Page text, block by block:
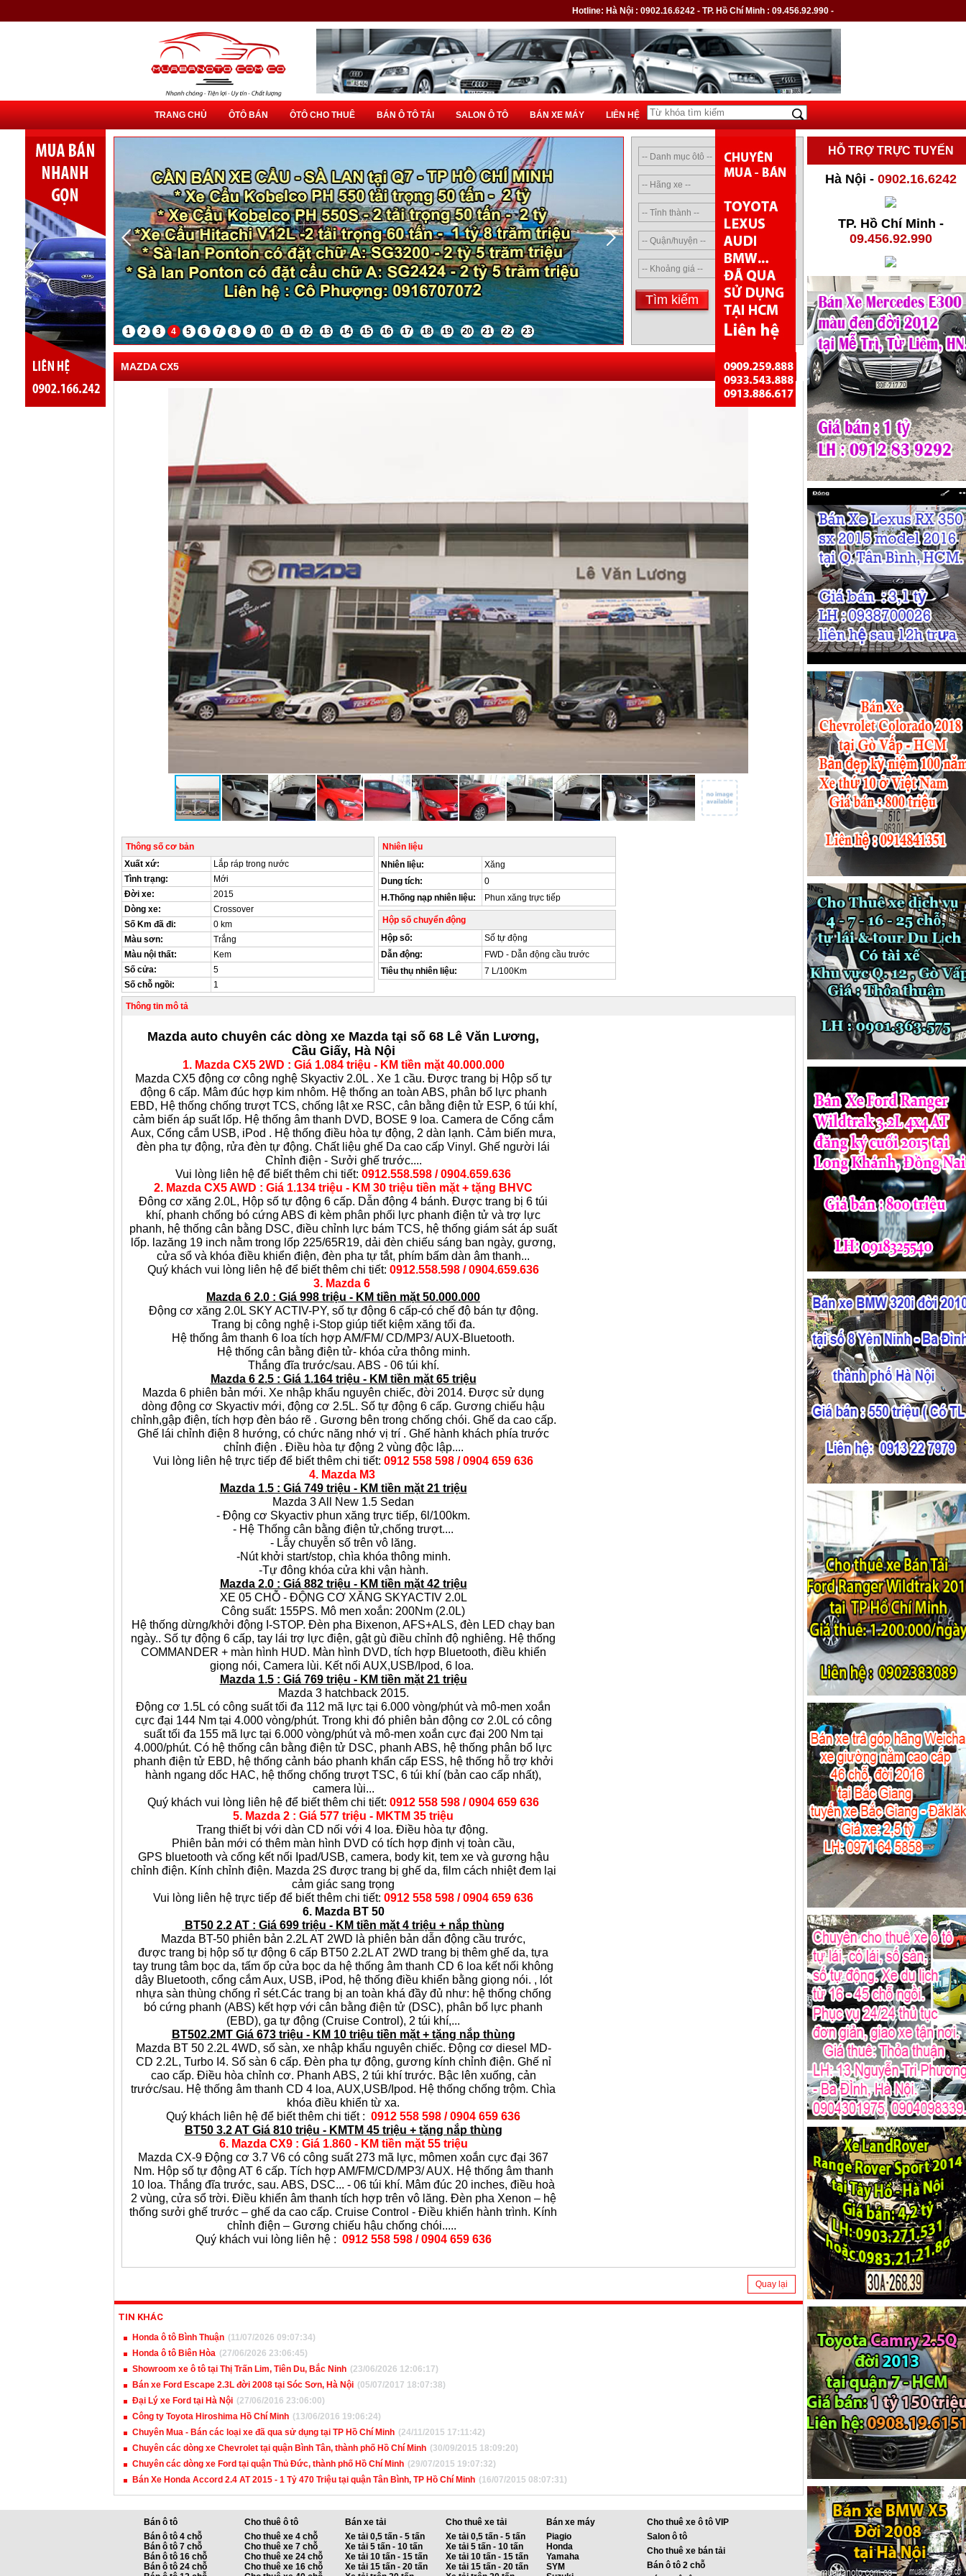
Hotline: Hà Nội : 0902.16.6242 - TP. Hồ Chí Minh : 09.456.92.990 -
TRANG CHỦ ÔTÔ BÁN ÔTÔ CHO THUÊ BÁN Ô TÔ TẢI SALON Ô TÔ BÁN XE MÁY LIÊN HỆ
HỖ TRỢ TRỰC TUYẾN
Hà Nội - 0902.16.6242
TP. Hồ Chí Minh -
09.456.92.990
1 2 3 4 5 6 7 8 9 10 11 12 13 14 15 16 17 18 19 20 21 22 23
MAZDA CX5 Quay lại
Thông số cơ bản
Xuất xứ:
Lắp ráp trong nước
Tình trạng:
Mới
Đời xe:
2015
Dòng xe:
Crossover
Số Km đã đi:
0 km
Màu sơn:
Trắng
Màu nội thất:
Kem
Số cửa:
5
Số chỗ ngồi:
1
Nhiên liệu
Nhiên liệu:
Xăng
Dung tích:
0
H.Thống nạp nhiên liệu:
Phun xăng trực tiếp
Hộp số chuyển động
Hộp số:
Số tự động
Dẫn động:
FWD - Dẫn động cầu trước
Tiêu thụ nhiên liệu:
7 L/100Km
Thông tin mô tả
Mazda auto chuyên các dòng xe Mazda tại số 68 Lê Văn Lương,
Cầu Giấy, Hà Nội
1. Mazda CX5 2WD : Giá 1.084 triệu - KM tiền mặt 40.000.000
Mazda CX5 động cơ công nghệ Skyactiv 2.0L . Xe 1 cầu. Được trang bị Hộp số tự
động 6 cấp. Mâm đúc hợp kim nhôm. Hệ thống an toàn ABS, phân bổ lực phanh
EBD, Hệ thống chống trượt TCS, chống lật xe RSC, cân bằng điện tử ESP, 6 túi khí,
cảm biến áp suất lốp. Hệ thống âm thanh DVD, BOSE 9 loa. Camera de Cổng cắm
Aux, Cổng cắm USB, iPod . Hệ thống điều hòa tự động, 2 dàn lạnh. Cảm biến mưa,
đèn pha tự động, rửa đèn tự động. Chất liệu ghế Da cao cấp Vinyl. Ghế người lái
Chỉnh điện - Sưởi ghế trước....
Vui lòng liên hệ để biết thêm chi tiết: 0912.558.598 / 0904.659.636
2. Mazda CX5 AWD : Giá 1.134 triệu - KM 30 triệu tiền mặt + tặng BHVC
Đông cơ xăng 2.0L, Hộp số tự động 6 cấp. Dẫn động 4 bánh. Được trang bị 6 túi
khí, phanh chống bó cứng ABS đi kèm phân phối lực phanh điện tử và trợ lực
phanh, hệ thống cân bằng DSC, điều chỉnh lực bám TCS, hệ thống giám sát áp suất
lốp. lazăng 19 inch nằm trong lốp 225/65R19, dải đèn chiếu sáng ban ngày, gương,
cửa sổ và khóa điều khiển điện, đèn pha tự tắt, phím bấm dàn âm thanh...
Quý khách vui lòng liên hệ để biết thêm chi tiết: 0912.558.598 / 0904.659.636
3. Mazda 6
Mazda 6 2.0 : Giá 998 triệu - KM tiền mặt 50.000.000
Động cơ xăng 2.0L SKY ACTIV-PY, số tự động 6 cấp-có chế độ bán tự động.
Trang bị công nghệ i-Stop giúp tiết kiệm xăng tối đa.
Hệ thống âm thanh 6 loa tích hợp AM/FM/ CD/MP3/ AUX-Bluetooth.
Hệ thống cân bằng điện tử- khóa cửa thông minh.
Thắng đĩa trước/sau. ABS - 06 túi khí.
Mazda 6 2.5 : Giá 1.164 triệu - KM tiền mặt 65 triệu
Mazda 6 phiên bản mới. Xe nhập khẩu nguyên chiếc, đời 2014. Được sử dụng
dòng động cơ Skyactiv mới, động cơ 2.5L. Số tự động 6 cấp. Gương chiếu hậu
chỉnh,gập điện, tích hợp đèn báo rẽ . Gương bên trong chống chói. Ghế da cao cấp.
Ghế lái chỉnh điện 8 hướng, có chức năng nhớ vị trí . Ghế hành khách phía trước
chỉnh điện . Điều hòa tự động 2 vùng độc lập....
Vui lòng liên hệ trực tiếp để biết thêm chi tiết: 0912 558 598 / 0904 659 636
4. Mazda M3
Mazda 1.5 : Giá 749 triệu - KM tiền mặt 21 triệu
Mazda 3 All New 1.5 Sedan
- Động cơ Skyactiv phun xăng trực tiếp, 6l/100km.
- Hệ Thống cân bằng điện tử,chống trượt....
- Lẫy chuyễn số trên vô lăng.
-Nút khởi start/stop, chìa khóa thông minh.
-Tự đông khóa cửa khi vận hành.
Mazda 2.0 : Giá 882 triệu - KM tiền mặt 42 triệu
XE 05 CHỖ - ĐỘNG CƠ XĂNG SKYACTIV 2.0L
Công suất: 155PS. Mô men xoắn: 200Nm (2.0L)
Hệ thống dừng/khởi động I-STOP. Đèn pha Bixenon, AFS+ALS, đèn LED chạy ban
ngày.. Số tự động 6 cấp, tay lái trợ lực điện, gật gù điều chỉnh độ nghiêng. Hệ thống
COMMANDER + màn hình HUD. Màn hình DVD, tích hợp Bluetooth, điều khiển
giọng nói, Camera lùi. Kết nối AUX,USB/Ipod, 6 loa.
Mazda 1.5 : Giá 769 triệu - KM tiền mặt 21 triệu
Mazda 3 hatchback 2015.
Động cơ 1.5L có công suất tối đa 112 mã lực tại 6.000 vòng/phút và mô-men xoắn
cực đại 144 Nm tại 4.000 vòng/phút. Trong khi đó phiên bản động cơ 2.0L có công
suất tối đa 155 mã lực tại 6.000 vòng/phút và mô-men xoắn cực đại 200 Nm tại
4.000/phút. Có hệ thống cân bằng điện tử DSC, phanh ABS, hệ thống phân bổ lực
phanh điện tử EBD, hệ thống cảnh báo phanh khẩn cấp ESS, hệ thống hỗ trợ khởi
hành ngang dốc HAC, hệ thống chống trượt TSC, 6 túi khí (bản cao cấp nhất),
camera lùi...
Quý khách vui lòng liên hệ để biết thêm chi tiết: 0912 558 598 / 0904 659 636
5. Mazda 2 : Giá 577 triệu - MKTM 35 triệu
Trang thiết bị với dàn CD nối với 4 loa. Điều hòa tự động.
Phiên bản mới có thêm màn hình DVD có tích hợp định vị toàn cầu,
GPS bluetooth và cống kết nối Ipad/USB, camera, body kit, tem xe và gương hậu
chỉnh điện. Kính chỉnh điện. Mazda 2S được trang bị ghế da, film cách nhiệt đem lại
cảm giác sang trọng
Vui lòng liên hệ trực tiếp để biết thêm chi tiết: 0912 558 598 / 0904 659 636
6. Mazda BT 50
BT50 2.2 AT : Giá 699 triệu - KM tiền mặt 4 triệu + nắp thùng
Mazda BT-50 phiên bản 2.2L AT 2WD là phiên bản dẫn động cầu trước,
được trang bị hộp số tự động 6 cấp BT50 2.2L AT 2WD trang bị thêm ghế da, tựa
tay trung tâm bọc da, tấm ốp cửa bọc da hệ thống âm thanh CD 6 loa kết nối không
dây Bluetooth, cổng cắm Aux, USB, iPod, hệ thống điều khiển bằng giọng nói. , lót
nhựa sàn thùng chống rỉ sét.Các trang bị an toàn khá đầy đủ như: hệ thống chống
bó cứng phanh (ABS) kết hợp với cân bằng điện tử (DSC), phân bổ lực phanh
(EBD), ga tự động (Cruise Control), 2 túi khí,...
BT502.2MT Giá 673 triệu - KM 10 triệu tiền mặt + tặng nắp thùng
Mazda BT 50 2.2L 4WD, số sàn, xe nhập khẩu nguyên chiếc. Động cơ diesel MD-
CD 2.2L, Turbo I4. Số sàn 6 cấp. Đèn pha tự động, gương kính chỉnh điện. Ghế nỉ
cao cấp. Điều hòa chỉnh cơ. Phanh ABS, 2 túi khí trước. Bậc lên xuống, cản
trước/sau. Hệ thống âm thanh CD 4 loa, AUX,USB/Ipod. Hệ thống chống trộm. Chìa
khóa điều khiển từ xa.
Quý khách liên hệ để biết thêm chi tiết : 0912 558 598 / 0904 659 636
BT50 3.2 AT Giá 810 triệu - KMTM 45 triệu + tặng nắp thùng
6. Mazda CX9 : Giá 1.860 - KM tiền mặt 55 triệu
Mazda CX-9 Động cơ 3.7 V6 có công suất 273 mã lực, mômen xoắn cực đại 367
Nm. Hộp số tự động AT 6 cấp. Tích hợp AM/FM/CD/MP3/ AUX. Hệ thống âm thanh
10 loa. Thắng đĩa trước, sau. ABS, DSC... - 06 túi khí. Mâm đúc 20 inches, điều hoà
2 vùng, cửa sổ trời. Điều khiển âm thanh tích hợp trên vô lăng. Đèn pha Xenon – hệ
thống sưởi ghế trước – ghế da cao cấp. Cruise Control - Điều khiển hành trình. Kính
chỉnh điện – Gương chiếu hậu chống chói.....
Quý khách vui lòng liên hệ : 0912 558 598 / 0904 659 636
Quay lại
TIN KHÁC
Honda ô tô Bình Thuận (11/07/2026 09:07:34)
Honda ô tô Biên Hòa (27/06/2026 23:06:45)
Showroom xe ô tô tại Thị Trấn Lim, Tiên Du, Bắc Ninh (23/06/2026 12:06:17)
Bán xe Ford Escape 2.3L đời 2008 tại Sóc Sơn, Hà Nội (05/07/2017 18:07:38)
Đại Lý xe Ford tại Hà Nội (27/06/2016 23:06:00)
Công ty Toyota Hiroshima Hồ Chí Minh (13/06/2016 19:06:24)
Chuyên Mua - Bán các loại xe đã qua sử dụng tại TP Hồ Chí Minh (24/11/2015 17:11:42)
Chuyên các dòng xe Chevrolet tại quận Bình Tân, thành phố Hồ Chí Minh (30/09/2015 18:09:20)
Chuyên các dòng xe Ford tại quận Thủ Đức, thành phố Hồ Chí Minh (29/07/2015 19:07:32)
Bán Xe Honda Accord 2.4 AT 2015 - 1 Tỷ 470 Triệu tại quận Tân Bình, TP Hồ Chí Minh (16/07/2015 08:07:31)
Bán ô tô
Bán ô tô 4 chỗ
Bán ô tô 7 chỗ
Bán ô tô 16 chỗ
Bán ô tô 24 chỗ
Cho thuê ô tô
Cho thuê xe 4 chỗ
Cho thuê xe 7 chỗ
Cho thuê xe 24 chỗ
Cho thuê xe 16 chỗ
Bán xe tải
Xe tải 0,5 tấn - 5 tấn
Xe tải 5 tấn - 10 tấn
Xe tải 10 tấn - 15 tấn
Xe tải 15 tấn - 20 tấn
Cho thuê xe tải
Xe tải 0,5 tấn - 5 tấn
Xe tải 5 tấn - 10 tấn
Xe tải 10 tấn - 15 tấn
Xe tải 15 tấn - 20 tấn
Bán xe máy
Piagio
Honda
Yamaha
SYM
Cho thuê xe ô tô VIP
Salon ô tô
Cho thuê xe bán tải
Bán ô tô 2 chỗ